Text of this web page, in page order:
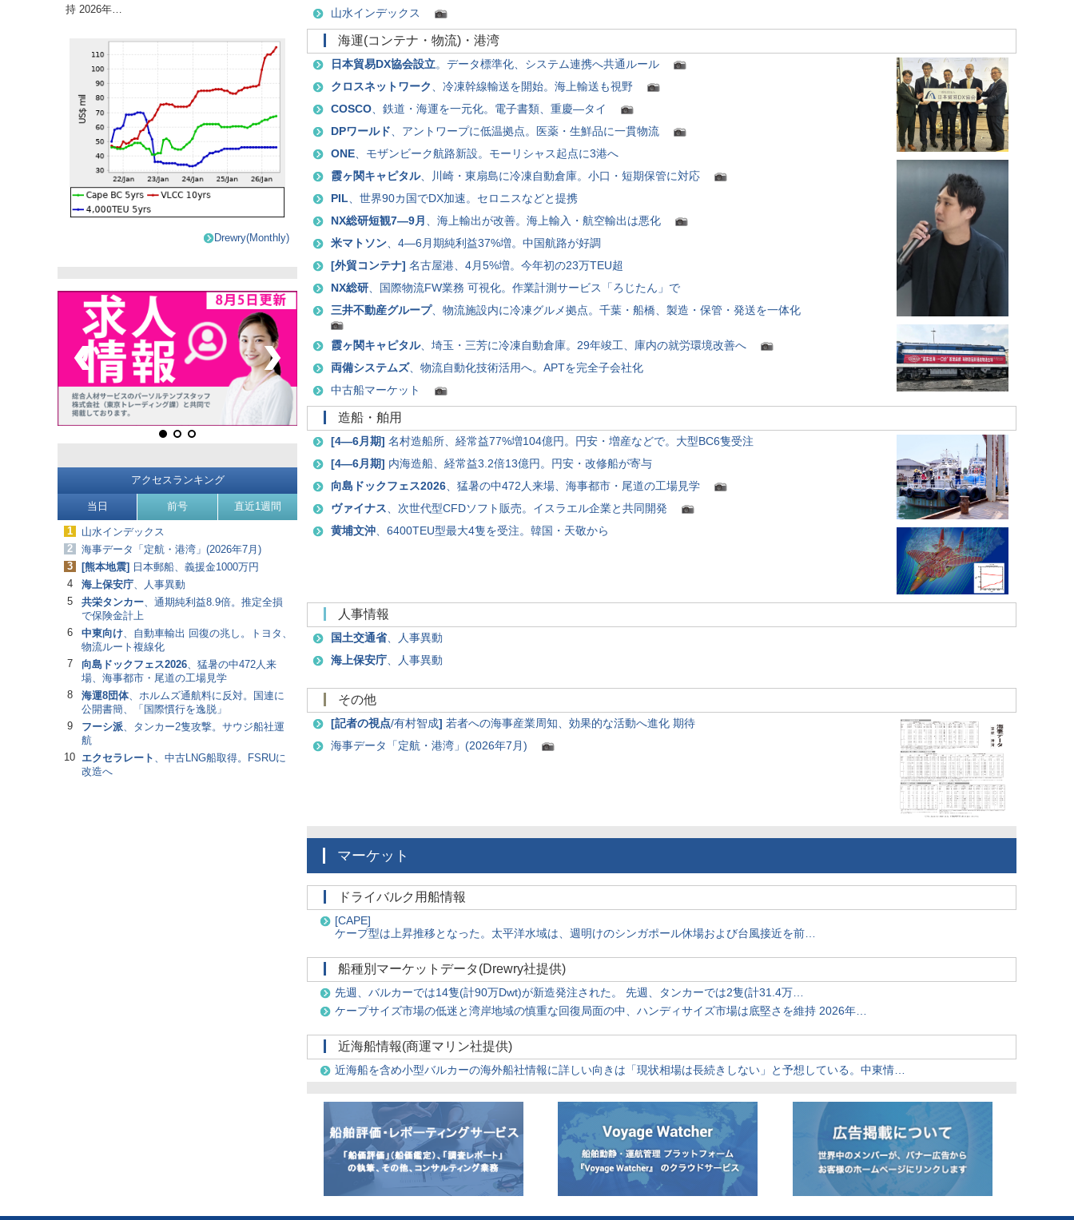
山水インデックス
海運(コンテナ・物流)・港湾
日本貿易DX協会設立。データ標準化、システム連携へ共通ルール
クロスネットワーク
、冷凍幹線輸送を開始。海上輸送も視野
COSCO、鉄道・海運を一元化。電子書類、重慶―タイ
DPワールド 、アントワープに低温拠点。医薬・生鮮品に一貫物流
ONE、モザンビーク航路新設。モーリシャス起点に3港へ
霞ヶ関キャピタル、川崎・東扇島に冷凍自動倉庫。小口・短期保管に対応
PIL 、世界90カ国でDX加速。セロニスなどと提携
NX総研短観7―9月
、海上輸出が改善。海上輸入・航空輸出は悪化
米マトソン、4―6月期純利益37%増。中国航路が好調
[外貿コンテナ] 名古屋港、4月5%増。今年初の23万TEU超
NX総研、国際物流FW業務 可視化。作業計測サービス「ろじたん」で
三井不動産グループ、物流施設内に冷凍グルメ拠点。千葉・船橋、製造・保管・発送を一体化
霞ヶ関キャピタル、埼玉・三芳に冷凍自動倉庫。29年竣工、庫内の就労環境改善へ
両備システムズ、物流自動化技術活用へ。APTを完全子会社化
中古船マーケット
造船・舶用
[4―6月期] 名村造船所、経常益77%増104億円。円安・増産などで。大型BC6隻受注
[4―6月期] 内海造船、経常益3.2倍13億円。円安・改修船が寄与
向島ドックフェス2026、猛暑の中472人来場、海事都市・尾道の工場見学
ヴァイナス 、次世代型CFDソフト販売。イスラエル企業と共同開発
黄埔文沖、6400TEU型最大4隻を受注。韓国・天敬から
人事情報
国土交通省、人事異動
海上保安庁、人事異動
その他
[記者の視点/有村智成] 若者への海事産業周知、効果的な活動へ進化 期待
海事データ「定航・港湾」(2026年7月)
マーケット
ドライバルク用船情報
[CAPE]
ケープ型は上昇推移となった。太平洋水域は、週明けのシンガポール休場および台風接近を前…
船種別マーケットデータ(Drewry社提供)
先週、バルカーでは14隻(計90万Dwt)が新造発注された。 先週、タンカーでは2隻(計31.4万…
ケープサイズ市場の低迷と湾岸地域の慎重な回復局面の中、ハンディサイズ市場は底堅さを維持 2026年…
近海船情報(商運マリン社提供)
近海船を含め小型バルカーの海外船社情報に詳しい向きは「現状相場は長続きしない」と予想している。中東情…
持 2026年…
Drewry(Monthly)
アクセスランキング
当日 前号 直近1週間
1
山水インデックス
2
海事データ「定航・港湾」(2026年7月)
3
[熊本地震]
日本郵船、義援金1000万円
4
海上保安庁 、人事異動
5
共栄タンカー 、通期純利益8.9倍。推定全損
で保険金計上
6
中東向け 、自動車輸出 回復の兆し。トヨタ、
物流ルート複線化
7
向島ドックフェス2026 、猛暑の中472人来
場、海事都市・尾道の工場見学
8
海運8団体 、ホルムズ通航料に反対。国連に
公開書簡、「国際慣行を逸脱」
9
フーシ派 、タンカー2隻攻撃。サウジ船社運
航
10
エクセラレート
、中古LNG船取得。FSRUに
改造へ